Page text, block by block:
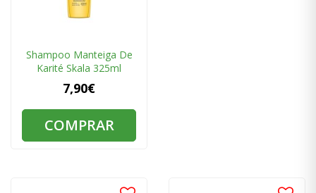
Shampoo Manteiga De
Karité Skala 325ml
7,90€
COMPRAR